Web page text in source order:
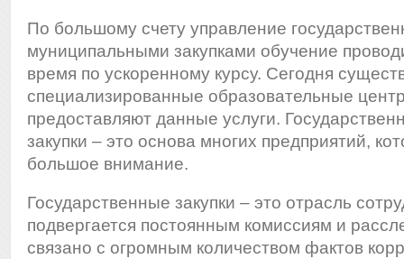
По большому счету управление
муниципальными закупками обучение
время по ускоренному курсу. Сегодня
специализированные образовательные
предоставляют данные услуги.
закупки – это основа многих предприятий,
большое внимание.
Государственные закупки – это отрасль
подвергается постоянным комиссиям и
связано с огромным количеством фактов